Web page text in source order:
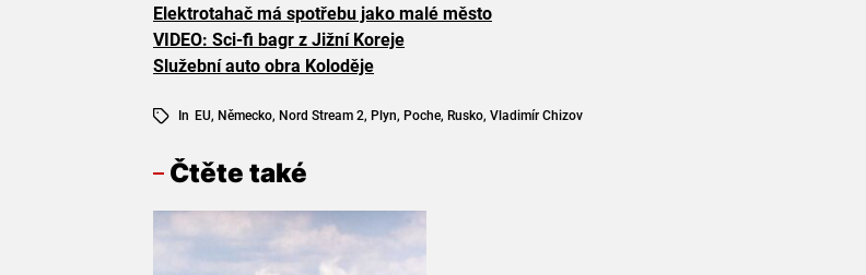
Elektrotahač má spotřebu jako malé město
VIDEO: Sci-fi bagr z Jižní Koreje
Služební auto obra Koloděje
In EU, Německo, Nord Stream 2, Plyn, Poche, Rusko, Vladimír Chizov
Čtěte také